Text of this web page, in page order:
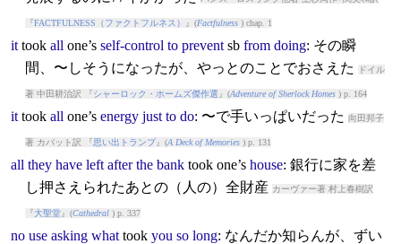
『FACTFULNESS（ファクトフルネス） 』(Factfulness) chap. 1
it took all one’s self-control to preventsb from doing: その瞬
間、〜しそうになったが、やっとのことでおさえた
ドイル
著 中田耕治訳 『シャーロック・ホームズ傑作選 』(Adventure of Sherlock Homes) p. 164
it took all one’s energy just to do: 〜で手いっぱいだった 向田邦子
著 カバット訳 『思い出トランプ』(A Deck of Memories) p. 131
all they have left after the bank tookone’s house: 銀行に家を差
し押さえられたあとの（人の）全財産 カーヴァー著 村上春樹訳
『大聖堂』(Cathedral) p. 337
no use asking what took you so long: なんだか知らんが、ずい